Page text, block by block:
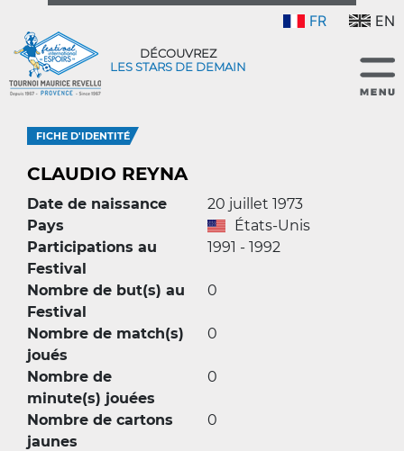
FR EN
DÉCOUVREZ
LES STARS DE DEMAIN
FICHE D'IDENTITÉ
CLAUDIO REYNA
Date de naissance
20 juillet 1973
Pays
États-Unis
Participations au
Festival
1991 - 1992
Nombre de but(s) au
Festival
0
Nombre de match(s)
joués
0
Nombre de
minute(s) jouées
0
Nombre de cartons
jaunes
0